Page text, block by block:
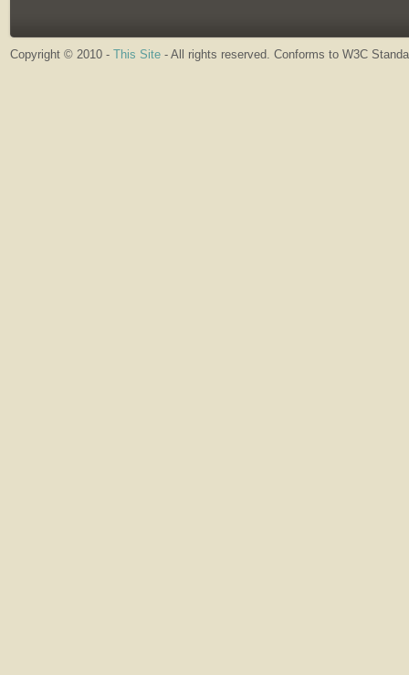
Copyright © 2010 - This Site - All rights reserved. Conforms to W3C